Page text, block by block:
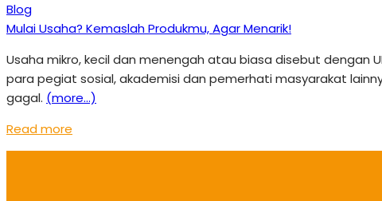
Blog
Mulai Usaha? Kemaslah Produkmu, Agar Menarik!
Usaha mikro, kecil dan menengah atau biasa disebut dengan
para pegiat sosial, akademisi dan pemerhati masyarakat
gagal. (more…)
Read more